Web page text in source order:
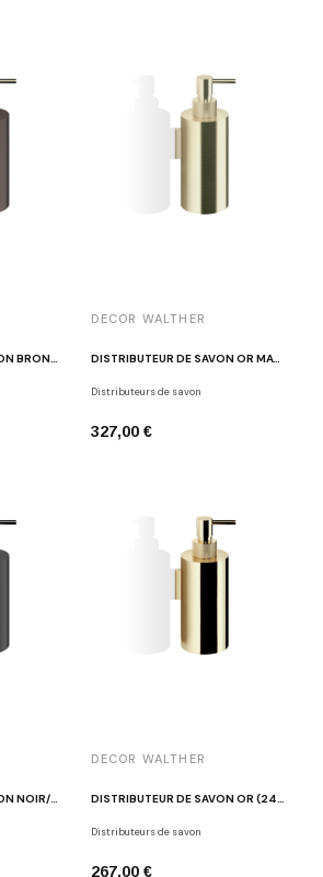
DECOR WALTHER
DISTRIBUTEUR DE SAVON OR MAT (24 CARAT) CLUB WSP 3
Distributeurs de savon
327,00 €
DISTRIBUTEUR DE SAVON NOIR/CHROME CLUB WSP 3
DECOR WALTHER
DISTRIBUTEUR DE SAVON OR (24 CARAT) CLUB WSP 3
Distributeurs de savon
267,00 €